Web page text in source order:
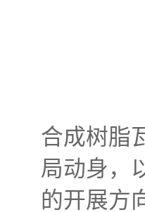
合成树脂
局动身，
的开展方